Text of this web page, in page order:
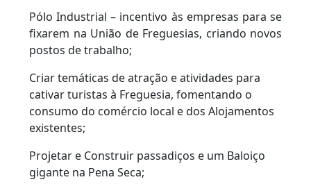
Pólo Industrial – incentivo às empresas para se
fixarem na União de Freguesias, criando novos
postos de trabalho;
Criar temáticas de atração e atividades para
cativar turistas à Freguesia, fomentando o
consumo do comércio local e dos Alojamentos
existentes;
Projetar e Construir passadiços e um Baloiço
gigante na Pena Seca;